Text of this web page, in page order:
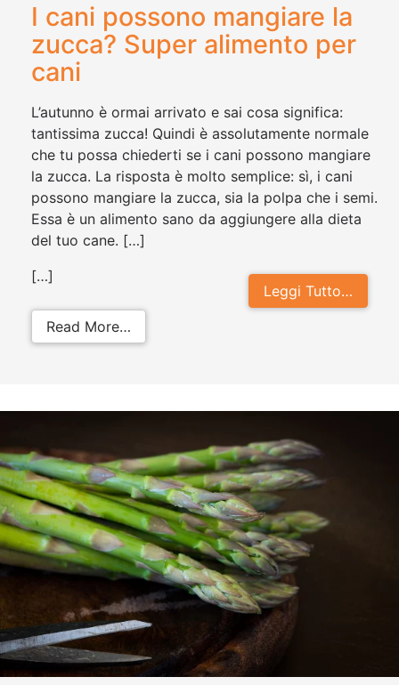
I cani possono mangiare la
zucca? Super alimento per
cani
L’autunno è ormai arrivato e sai cosa significa:
tantissima zucca! Quindi è assolutamente normale
che tu possa chiederti se i cani possono mangiare
la zucca. La risposta è molto semplice: sì, i cani
possono mangiare la zucca, sia la polpa che i semi.
Essa è un alimento sano da aggiungere alla dieta
del tuo cane. […]
Leggi Tutto…
[…]
Read More…